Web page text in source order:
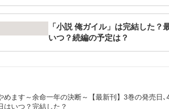
「小説 俺ガイル」は完結した？
いつ？続編の予定は？
めます～余命一年の決断～【最新刊】3巻の発売日､
はいつ？完結した？